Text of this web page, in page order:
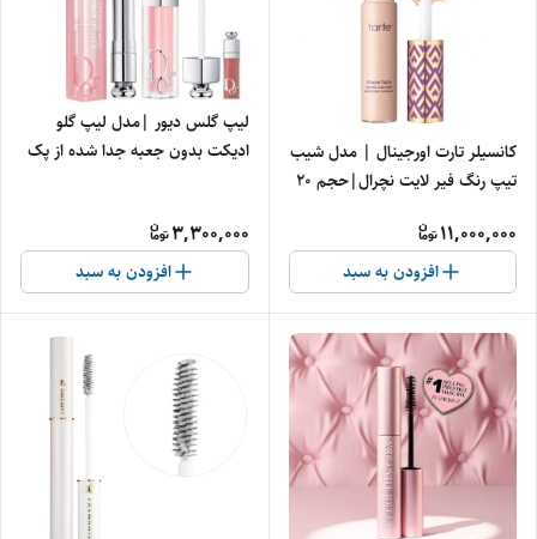
کانسیلر تارت اورجینال | مدل شیب
تیپ رنگ فیر لایت نچرال|حجم ۲۰
11,000,000
افزودن به سبد
لیپ گلس دیور |مدل لیپ گلو
ادیکت بدون جعبه جدا شده از پک
3,300,000
افزودن به سبد